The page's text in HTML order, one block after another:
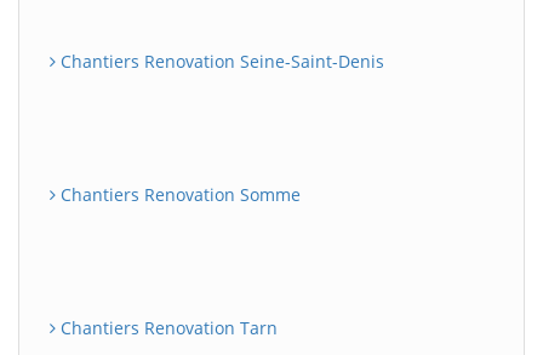
Chantiers Renovation Seine-Saint-Denis
Chantiers Renovation Somme
Chantiers Renovation Tarn